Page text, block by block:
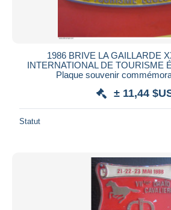
1986 BRIVE LA GAILLARDE
INTERNATIONAL DE TOURISME
Plaque souvenir
± 11,44
Statut